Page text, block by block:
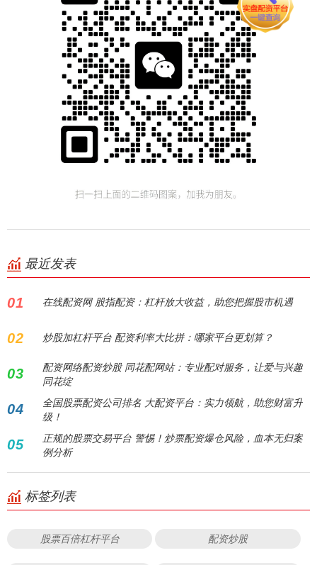
最近发表
01 在线配资网 股指配资：杠杆放大收益，助您把握股市机遇
02 炒股加杠杆平台 配资利率大比拼：哪家平台更划算？
03
配资网络配资炒股 同花配网站：专业配对服务，让爱与兴趣
同花绽
04
全国股票配资公司排名 大配资平台：实力领航，助您财富升
级！
05
正规的股票交易平台 警惕！炒票配资爆仓风险，血本无归案
例分析
标签列表
股票百倍杠杆平台 配资炒股